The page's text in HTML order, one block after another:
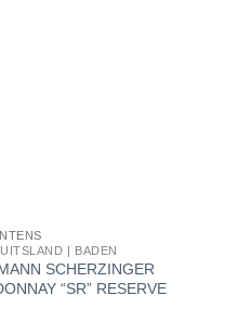
| BADEN
SCHERZINGER
“SR” RESERVE